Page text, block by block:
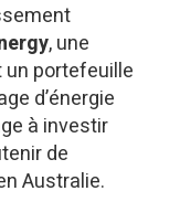
, une
portefeuille
d’énergie
à investir
de
Australie.